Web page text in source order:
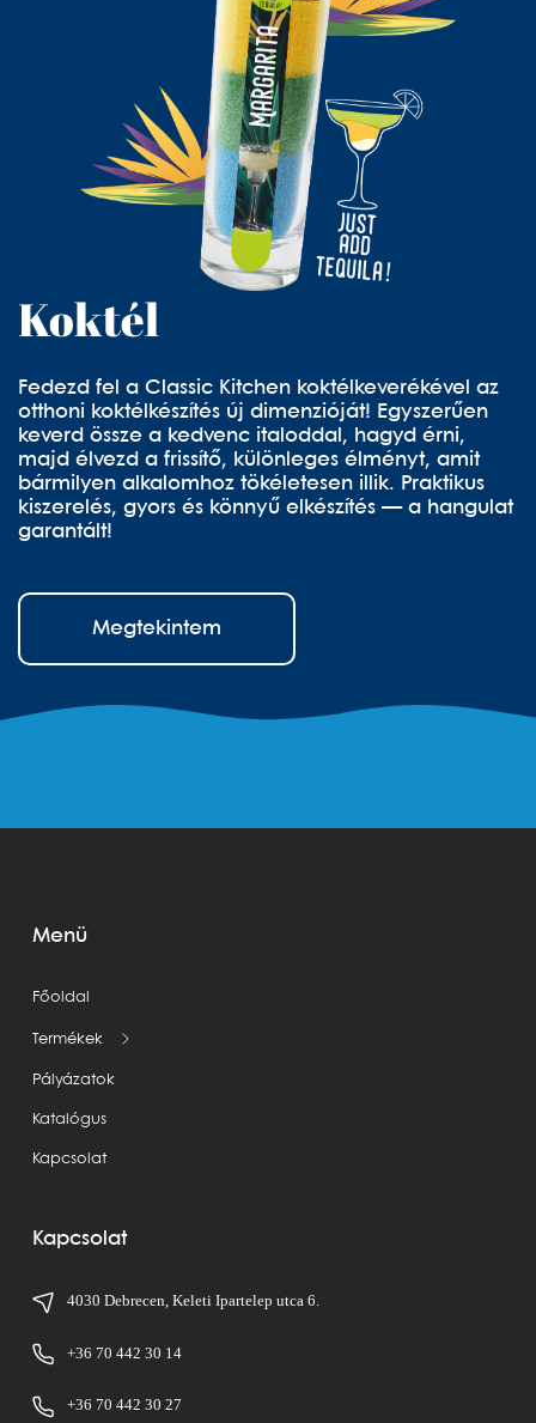
Koktél
Fedezd fel a Classic Kitchen koktélkeverékével az
otthoni koktélkészítés új dimenzióját! Egyszerűen
keverd össze a kedvenc italoddal, hagyd érni,
majd élvezd a frissítő, különleges élményt, amit
bármilyen alkalomhoz tökéletesen illik. Praktikus
kiszerelés, gyors és könnyű elkészítés — a hangulat
garantált!
Megtekintem
Menü
Főoldal
Termékek
Pályázatok
Katalógus
Kapcsolat
Kapcsolat
4030 Debrecen, Keleti Ipartelep utca 6.
+36 70 442 30 14
+36 70 442 30 27